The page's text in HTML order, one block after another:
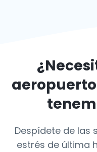
Despídete de las
estrés de última